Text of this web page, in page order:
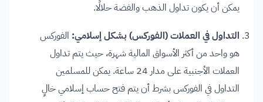
يمكن أن يكون تداول الذهب والفضة حلالًا.
التداول في العملات (الفوركس) بشكل إسلامي: الفوركس
هو واحد من أكثر الأسواق المالية شهرة، حيث يتم تداول
العملات الأجنبية على مدار 24 ساعة. يمكن للمسلمين
التداول في الفوركس بشرط أن يتم فتح حساب إسلامي خالٍ